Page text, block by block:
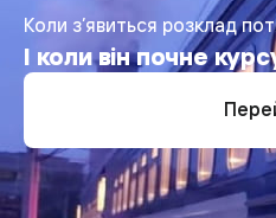
Коли з’явиться розклад
І коли він почне